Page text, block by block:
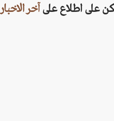
كن على اطلاع علىآخر الاخبار